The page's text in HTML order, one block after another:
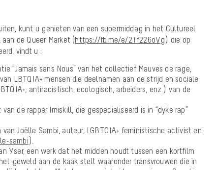
kunt u genieten van een supermiddag in het Cultureel
de Queer Market (https://fb.me/e/2Tf226oVg) die op
vindt u :
“Jamais sans Nous” van het collectief Mauves de rage,
LBTQIA+ mensen die deelnamen aan de strijd en sociale
antiracistisch, ecologisch, arbeiders, enz.) van de
de rapper Imiskill, die gespecialiseerd is in “dyke rap”
van Joëlle Sambi, auteur, LGBTQIA+ feministische activist en
sambi).
Yser, een werk dat het midden houdt tussen een kortfilm
geweld aan de kaak stelt waaronder transvrouwen die in